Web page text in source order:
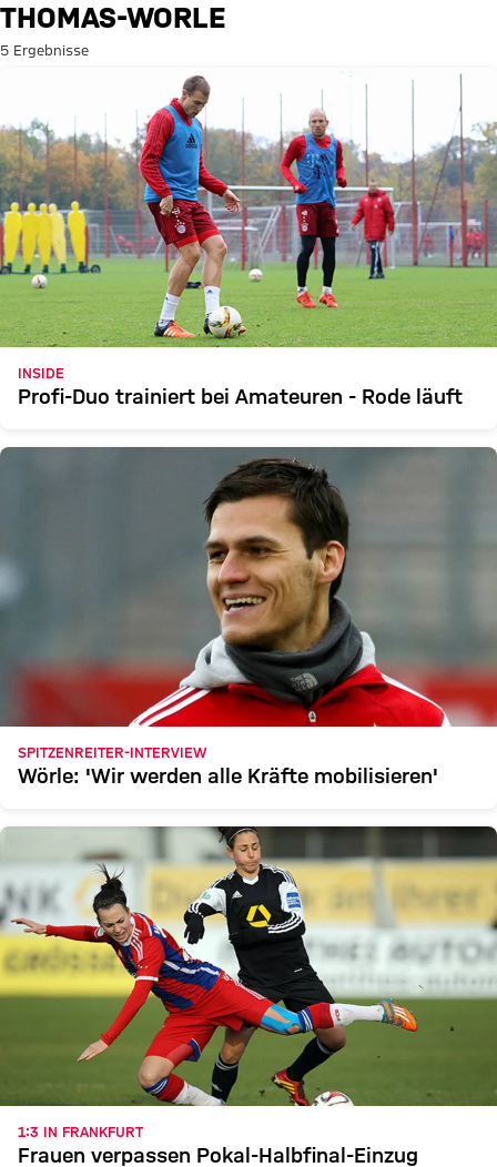
Suche: thomas-worle
THOMAS-WORLE
5 Ergebnisse
INSIDE
Profi-Duo trainiert bei Amateuren - Rode läuft
SPITZENREITER-INTERVIEW
Wörle: 'Wir werden alle Kräfte mobilisieren'
1:3 IN FRANKFURT
Frauen verpassen Pokal-Halbfinal-Einzug